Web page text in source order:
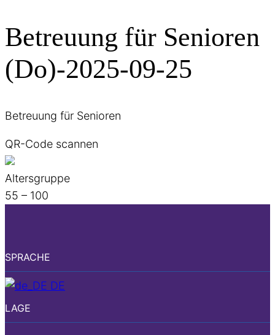
Betreuung für Senioren
(Do)-2025-09-25
Betreuung für Senioren
QR-Code scannen
Altersgruppe
55 – 100
SPRACHE
DE
LAGE